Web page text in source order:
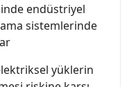
endüstriyel
sistemlerinde
yüklerin